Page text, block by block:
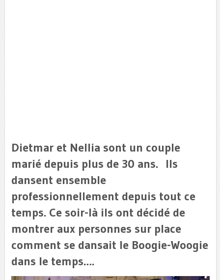
Dietmar et Nellia sont un couple
marié depuis plus de 30 ans. Ils
dansent ensemble
professionnellement depuis tout ce
temps. Ce soir-là ils ont décidé de
montrer aux personnes sur place
comment se dansait le Boogie-Woogie
dans le temps….